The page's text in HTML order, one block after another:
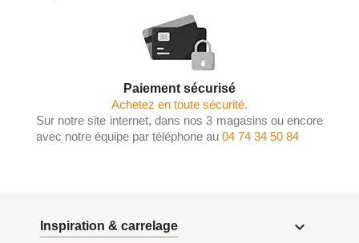
Paiement sécurisé
Achetez en toute sécurité.
Sur notre site internet, dans nos 3 magasins ou encore
avec notre équipe par téléphone au 04 74 34 50 84
Inspiration & carrelage 